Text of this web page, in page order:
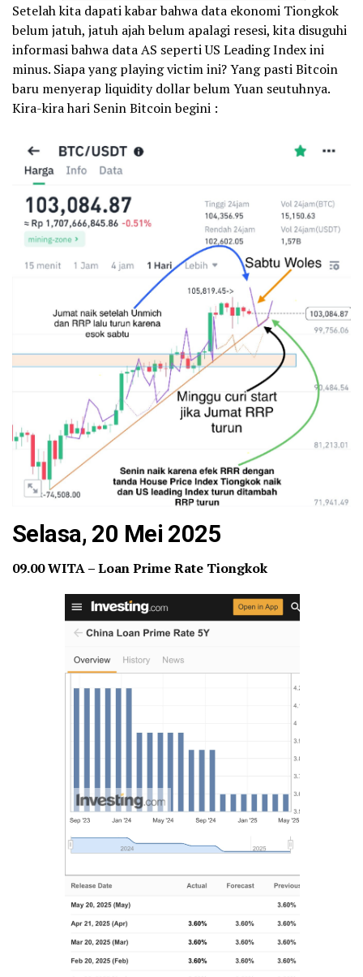
Setelah kita dapati kabar bahwa data ekonomi Tiongkok
belum jatuh, jatuh ajah belum apalagi resesi, kita disuguhi
informasi bahwa data AS seperti US Leading Index ini
minus. Siapa yang playing victim ini? Yang pasti Bitcoin
baru menyerap liquidity dollar belum Yuan seutuhnya.
Kira-kira hari Senin Bitcoin begini :
Selasa, 20 Mei 2025
09.00 WITA – Loan Prime Rate Tiongkok